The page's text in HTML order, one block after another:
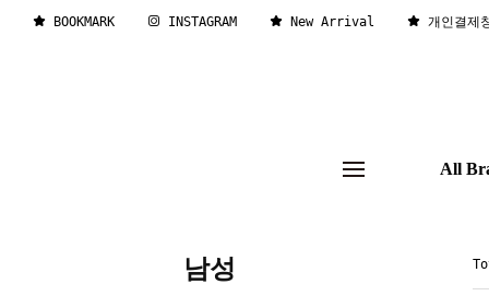
BOOKMARK INSTAGRAM New Arrival 개인결제
All
남성